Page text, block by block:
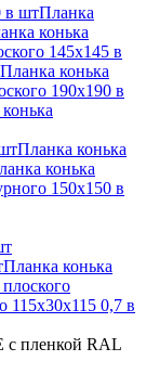
в штПланка
конька
145х145 в
Планка конька
190х190 в
Планка конька
конька
150x150 в
Планка конька
115х30х115 0,7 в
с пленкой RAL